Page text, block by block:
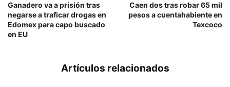
Ganadero va a prisión tras
negarse a traficar drogas en
Edomex para capo buscado
en EU
Caen dos tras robar 65 mil
pesos a cuentahabiente en
Texcoco
Artículos relacionados